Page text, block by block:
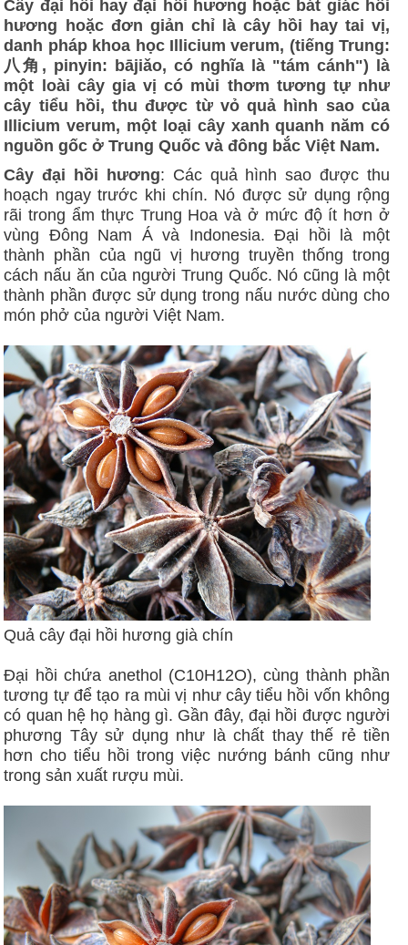
Cây đại hồi hay đại hồi hương hoặc bát giác hồi
hương hoặc đơn giản chỉ là cây hồi hay tai vị,
danh pháp khoa học Illicium verum, (tiếng Trung:
八角, pinyin: bājiǎo, có nghĩa là "tám cánh") là
một loài cây gia vị có mùi thơm tương tự như
cây tiểu hồi, thu được từ vỏ quả hình sao của
Illicium verum, một loại cây xanh quanh năm có
nguồn gốc ở Trung Quốc và đông bắc Việt Nam.
Cây đại hồi hương: Các quả hình sao được thu
hoạch ngay trước khi chín. Nó được sử dụng rộng
rãi trong ẩm thực Trung Hoa và ở mức độ ít hơn ở
vùng Đông Nam Á và Indonesia. Đại hồi là một
thành phần của ngũ vị hương truyền thống trong
cách nấu ăn của người Trung Quốc. Nó cũng là một
thành phần được sử dụng trong nấu nước dùng cho
món phở của người Việt Nam.
Quả cây đại hồi hương già chín
Đại hồi chứa anethol (C10H12O), cùng thành phần
tương tự để tạo ra mùi vị như cây tiểu hồi vốn không
có quan hệ họ hàng gì. Gần đây, đại hồi được người
phương Tây sử dụng như là chất thay thế rẻ tiền
hơn cho tiểu hồi trong việc nướng bánh cũng như
trong sản xuất rượu mùi.